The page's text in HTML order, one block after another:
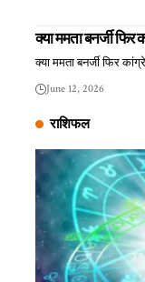
क्या ममता बनर्जी फिर
क्या ममता बनर्जी फिर
June 12, 2026
राशिफल